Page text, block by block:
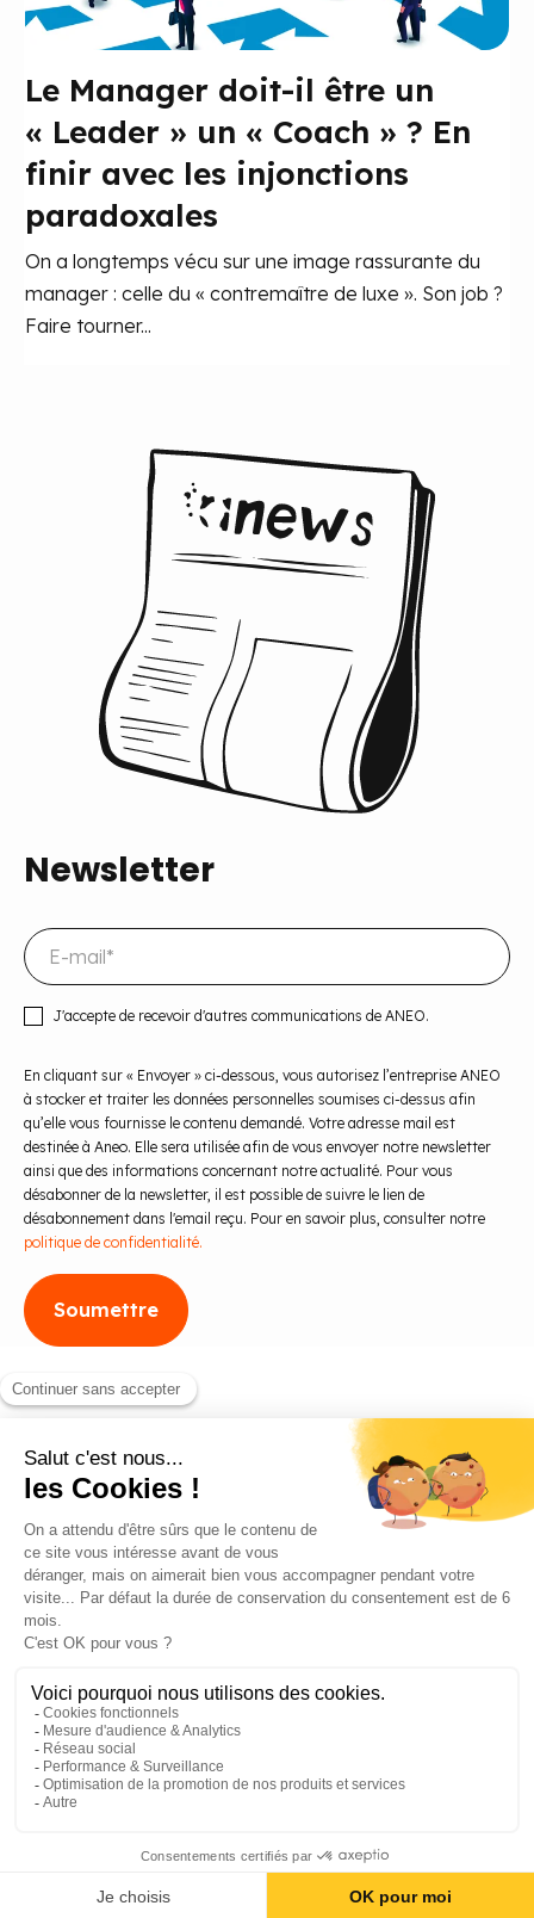
Le Manager doit-il être un
« Leader » un « Coach » ? En
finir avec les injonctions
paradoxales
On a longtemps vécu sur une image rassurante du
manager : celle du « contremaître de luxe ». Son job ?
Faire tourner...
Newsletter
J'accepte de recevoir d'autres communications de ANEO.
En cliquant sur « Envoyer » ci-dessous, vous autorisez l’entreprise ANEO
à stocker et traiter les données personnelles soumises ci-dessus afin
qu’elle vous fournisse le contenu demandé. Votre adresse mail est
destinée à Aneo. Elle sera utilisée afin de vous envoyer notre newsletter
ainsi que des informations concernant notre actualité. Pour vous
désabonner de la newsletter, il est possible de suivre le lien de
désabonnement dans l'email reçu. Pour en savoir plus, consulter notre
politique de confidentialité.
Blog
Contact
©2026 ANEO - All rights reserved
Politique de confidentialité Informations légales
Politique de cookies